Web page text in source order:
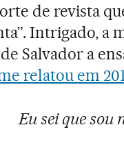
de revista
Intrigado, a
Salvador a
relatou em
Eu sei que sou